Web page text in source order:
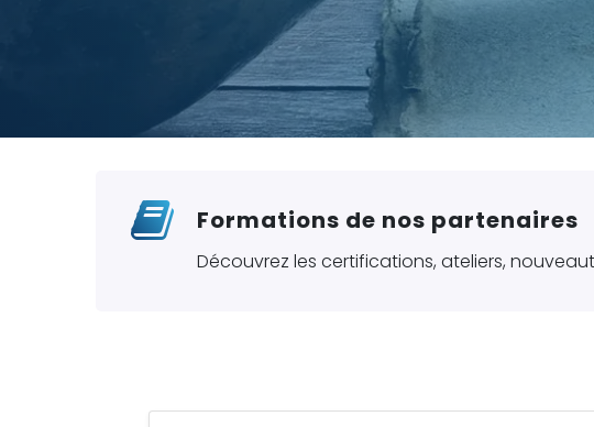
Formations de nos partenaires
Découvrez les certifications, ateliers,